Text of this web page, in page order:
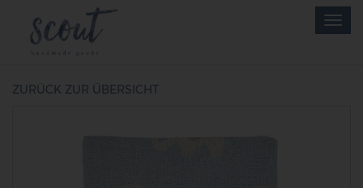
content
ZURÜCK ZUR ÜBERSICHT